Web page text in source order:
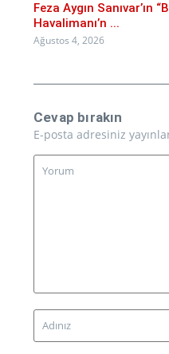
Feza Aygın Sanıvar’ın
Havalimanı’n ...
Ağustos 4, 2026
Cevap bırakın
E-posta adresiniz